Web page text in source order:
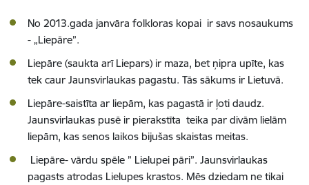
No 2013.gada janvāra folkloras kopai ir savs nosaukums
- „Liepāre”.
Liepāre (saukta arī Liepars) ir maza, bet ņipra upīte, kas
tek caur Jaunsvirlaukas pagastu. Tās sākums ir Lietuvā.
Liepāre-saistīta ar liepām, kas pagastā ir ļoti daudz.
Jaunsvirlaukas pusē ir pierakstīta teika par divām lielām
liepām, kas senos laikos bijušas skaistas meitas.
Liepāre- vārdu spēle ” Lielupei pāri”. Jaunsvirlaukas
pagasts atrodas Lielupes krastos. Mēs dziedam ne tikai